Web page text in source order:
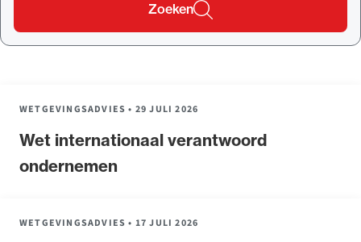
Zoeken
Wet internationaal verantwoord
ondernemen
WETGEVINGSADVIES• 29 JULI 2026
WETGEVINGSADVIES• 17 JULI 2026
Alle wet- en regelgeving voor de advocatuur.